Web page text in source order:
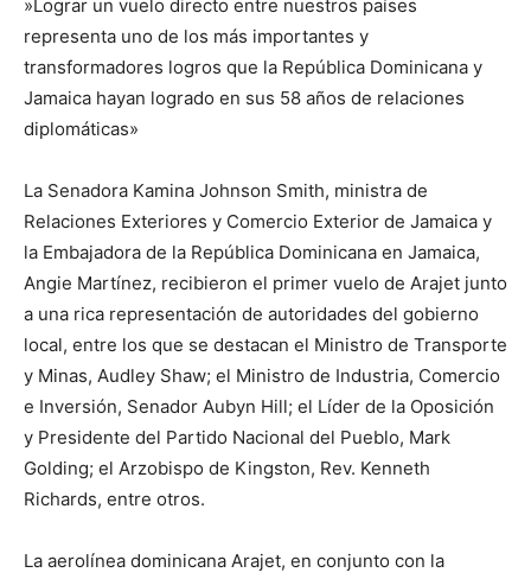
»Lograr un vuelo directo entre nuestros países
representa uno de los más importantes y
transformadores logros que la República Dominicana y
Jamaica hayan logrado en sus 58 años de relaciones
diplomáticas»
La Senadora Kamina Johnson Smith, ministra de
Relaciones Exteriores y Comercio Exterior de Jamaica y
la Embajadora de la República Dominicana en Jamaica,
Angie Martínez, recibieron el primer vuelo de Arajet junto
a una rica representación de autoridades del gobierno
local, entre los que se destacan el Ministro de Transporte
y Minas, Audley Shaw; el Ministro de Industria, Comercio
e Inversión, Senador Aubyn Hill; el Líder de la Oposición
y Presidente del Partido Nacional del Pueblo, Mark
Golding; el Arzobispo de Kingston, Rev. Kenneth
Richards, entre otros.
La aerolínea dominicana Arajet, en conjunto con la